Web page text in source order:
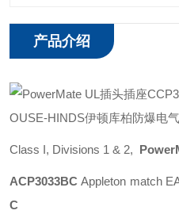
产品介绍
OUSE-HINDS伊顿库柏防爆电气
Class I, Divisions 1 & 2,
ACP3033BC Appleton match
C